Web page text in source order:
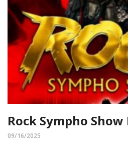
Rock Sympho Show
09/16/2025